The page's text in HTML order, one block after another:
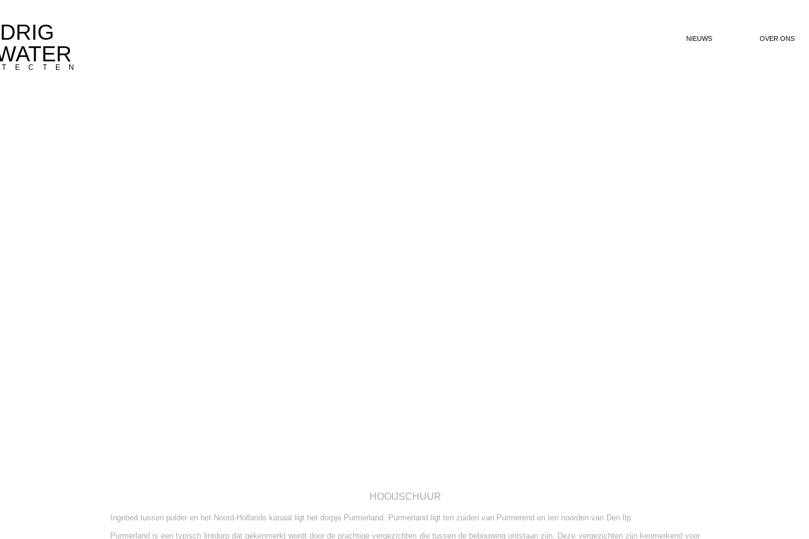
NIEUWS OVER ONS
HOOIJSCHUUR
Ingebed tussen polder en het Noord-Hollands kanaal ligt het dorpje Purmerland. Purmerland ligt ten zuiden van Purmerend en ten noorden van Den Ilp.
Purmerland is een typisch lintdorp dat gekenmerkt wordt door de prachtige vergezichten die tussen de bebouwing ontstaan zijn. Deze vergezichten zijn kenmerkend voor